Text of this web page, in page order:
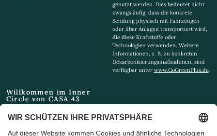
genutzt werden. Dies bedeutet nicht
zwangsläufig, dass die konkrete
Sendung physisch mit Fahrzeugen
oder über Anlagen transportiert wird,
die diese Kraftstoffe oder
Technologien verwenden. Weitere
Informationen, z. B. zu konkreten
Dekarbonisierungsmaßnahmen, sind
verfügbar unter www.GoGreenPlus.de.
Willkommen im Inner
Circle von CASA 43
Email